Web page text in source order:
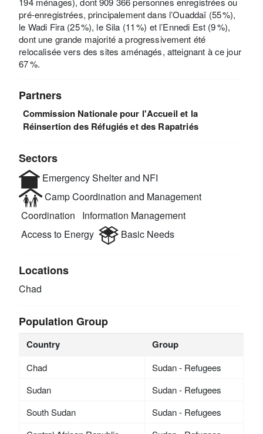
pré-enregistrées, principalement dans l’Ouaddaï (55 %),
le Wadi Fira (25 %), le Sila (11 %) et l’Ennedi Est (9 %),
dont une grande majorité a progressivement été
relocalisée vers des sites aménagés, atteignant à ce jour
67 %.
Partners
Commission Nationale pour l'Accueil et la
Réinsertion des Réfugiés et des Rapatriés
Sectors
Emergency Shelter and NFI
Camp Coordination and Management
Coordination
Information Management
Access to Energy
Basic Needs
Locations
Chad
Population Group
Country Group
Chad
Sudan - Refugees
Sudan
Sudan - Refugees
South Sudan
Sudan - Refugees